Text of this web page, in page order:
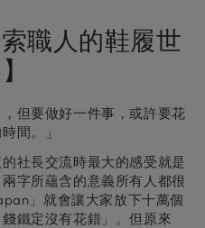
職人的鞋履世
但要做好一件事，或許要花
間。」
社長交流時最大的感受就是
字所蘊含的意義所有人都很
」就會讓大家放下十萬個
鐵定沒有花錯」。但原來